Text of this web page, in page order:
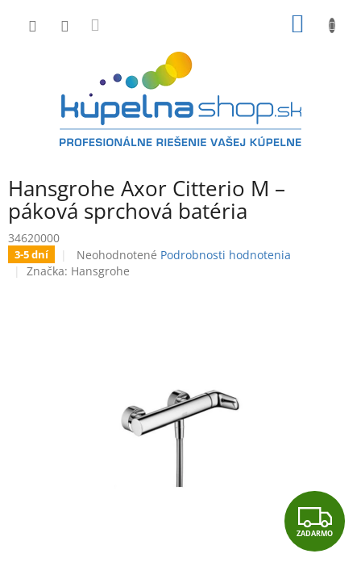
Hansgrohe Axor Citterio M –
páková sprchová batéria
34620000
3-5 dní
Priemerné
hodnotenie
Neohodnotené Podrobnosti hodnotenia
Značka: Hansgrohe
Z
A
ZADARMO